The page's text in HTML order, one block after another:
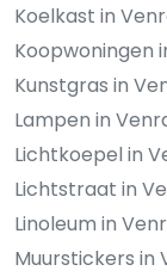
Koelkast in
Koopwoningen
Kunstgras in
Lampen in
Lichtkoepel in
Lichtstraat in
Linoleum in
Muurstickers in